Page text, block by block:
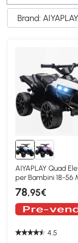
Brand: AIYAPLAY
AIYAPLAY Quad
per Bambini 18-56
Bianco
78,95€
4.5